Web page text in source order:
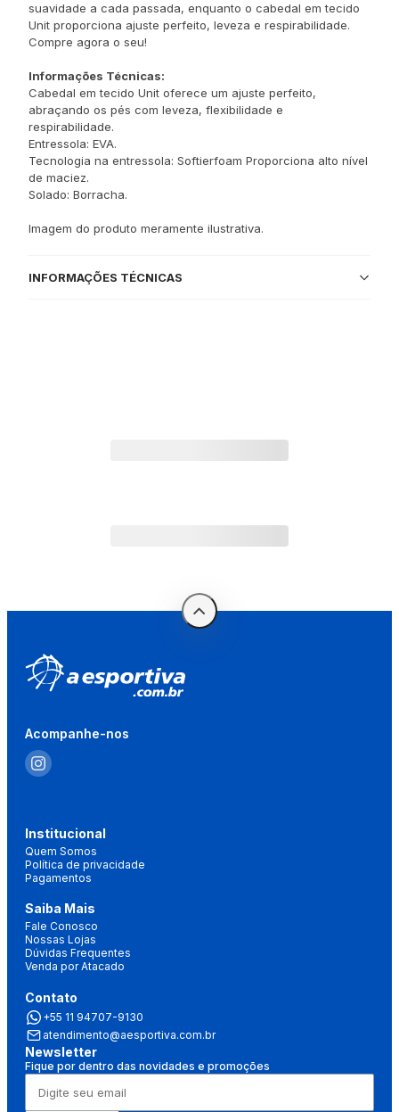
suavidade a cada passada, enquanto o cabedal em tecido
Unit proporciona ajuste perfeito, leveza e respirabilidade.
Compre agora o seu!
Informações Técnicas:
Cabedal em tecido Unit oferece um ajuste perfeito,
abraçando os pés com leveza, flexibilidade e
respirabilidade.
Entressola: EVA.
Tecnologia na entressola: Softierfoam Proporciona alto nível
de maciez.
Solado: Borracha.
Imagem do produto meramente ilustrativa.
INFORMAÇÕES TÉCNICAS
Acompanhe-nos
Institucional
Quem Somos
Política de privacidade
Pagamentos
Saiba Mais
Fale Conosco
Nossas Lojas
Dúvidas Frequentes
Venda por Atacado
Contato
+55 11 94707-9130
atendimento@aesportiva.com.br
Newsletter
Fique por dentro das novidades e promoções